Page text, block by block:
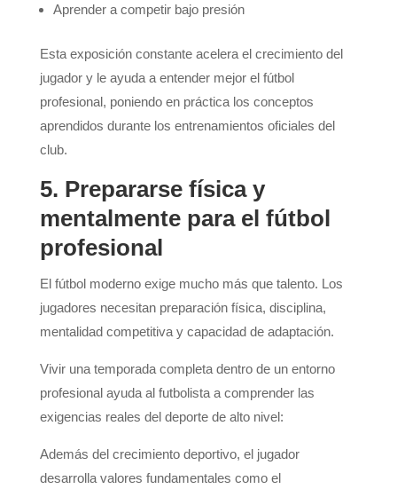
Aprender a competir bajo presión
Esta exposición constante acelera el crecimiento del
jugador y le ayuda a entender mejor el fútbol
profesional, poniendo en práctica los conceptos
aprendidos durante los entrenamientos oficiales del
club.
5. Prepararse física y
mentalmente para el fútbol
profesional
El fútbol moderno exige mucho más que talento. Los
jugadores necesitan preparación física, disciplina,
mentalidad competitiva y capacidad de adaptación.
Vivir una temporada completa dentro de un entorno
profesional ayuda al futbolista a comprender las
exigencias reales del deporte de alto nivel:
Además del crecimiento deportivo, el jugador
desarrolla valores fundamentales como el